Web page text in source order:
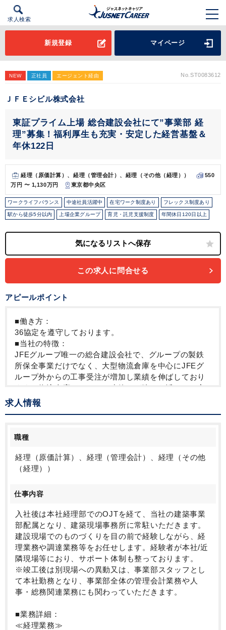
求人検索
新規登録 マイページ
NEW 正社員 エージェント経由 No.ST0083612
ＪＦＥシビル株式会社
東証プライム上場 総合建設会社にて”事業部 経
理”募集！福利厚生も充実・安定した経営基盤＆
年休122日
経理（原価計算）、経理（管理会計）、経理（その他（経理））
550
万円 〜 1,130万円
東京都中央区
ワークライフバランス 中途社員活躍中 在宅ワーク制度あり フレックス制度あり
駅から徒歩5分以内 上場企業グループ 育児・託児支援制度 年間休日120日以上
この求人に問合せる
アピールポイント
■働き方：
36協定を遵守しております。
■当社の特徴：
JFEグループ唯一の総合建設会社で、グループの製鉄
所保全事業だけでなく、大型物流倉庫を中心にJFEグ
ループ外からの工事受注が増加し業績を伸ばしており
ます。物流倉庫やシステム建築など強みを活かし、安
定性の高い事業展開を行っています。
世界有数の大手鉄鋼メーカー、JFEスチールが親会社
字・無借金経営を維持しております。さらに福利厚生
も充実しており、安定した環境の中で、自由に仕事に
取り組むことができます。また、中途入社の社員が多
数在籍しており、違和感なく職場へ溶け込める環境が
＜勤務地について＞
※2026年2月に本社移転予定
移転先住所：東京都中央区日本橋箱崎町19-21 MSH
日本橋箱崎ビル
最寄駅：東京メトロ半蔵門線 水天宮前駅 徒歩3分、東
京メトロ日比谷線 茅場町駅 徒歩8分
求人情報
職種
経理（原価計算）、経理（管理会計）、経理（その他
（経理））
仕事内容
入社後は本社経理部でのOJTを経て、当社の建築事業
部配属となり、建築現場事務所に常駐いただきます。
建設現場でのものづくりを目の前で経験しながら、経
理業務や調達業務等をお任せします。経験者が本社/近
隣現場等におり、サポート体制も整っております。
※竣工後は別現場への異動又は、事業部スタッフとし
て本社勤務となり、事業部全体の管理会計業務や人
事・総務関連業務にも関わっていただきます。
■業務詳細：
≪経理業務≫